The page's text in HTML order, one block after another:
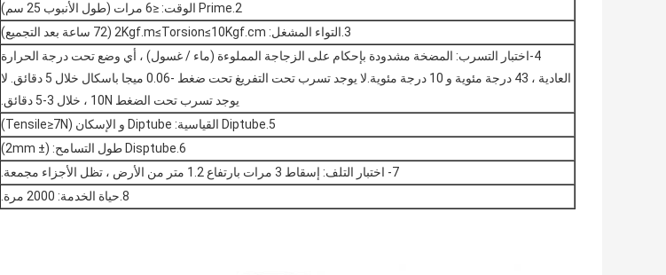
2.Prime الوقت: ≤6 مرات (طول الأنبوب 25 سم)
3.التواء المشغل: 2Kgf.m≤Torsion≤10Kgf.cm (72 ساعة بعد التجميع)
4-اختبار التسرب: المضخة مشدودة بإحكام على الزجاجة المملوءة (ماء / غسول) ، أي وضع تحت درجة الحرارة
العادية ، 43 درجة مئوية و 10 درجة مئوية.لا يوجد تسرب تحت التفريغ تحت ضغط -0.06 ميجا باسكال خلال 5 دقائق. لا
يوجد تسرب تحت الضغط 10N ، خلال 3-5 دقائق.
5.Diptube القياسية: Diptube و الإسكان (Tensile≥7N)
6.Disptube طول التسامح: (± 2mm)
7- اختبار التلف: إسقاط 3 مرات بارتفاع 1.2 متر من الأرض ، تظل الأجزاء مجمعة.
8.حياة الخدمة: 2000 مرة.